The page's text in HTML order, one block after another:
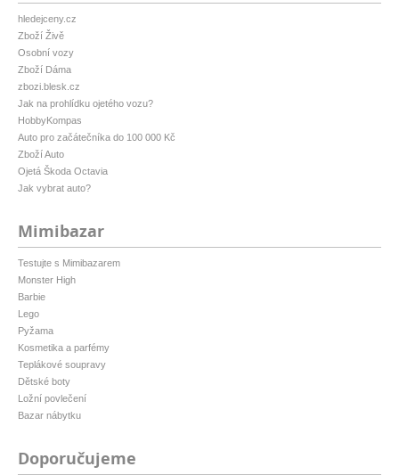
hledejceny.cz
Zboží Živě
Osobní vozy
Zboží Dáma
zbozi.blesk.cz
Jak na prohlídku ojetého vozu?
HobbyKompas
Auto pro začátečníka do 100 000 Kč
Zboží Auto
Ojetá Škoda Octavia
Jak vybrat auto?
Mimibazar
Testujte s Mimibazarem
Monster High
Barbie
Lego
Pyžama
Kosmetika a parfémy
Teplákové soupravy
Dětské boty
Ložní povlečení
Bazar nábytku
Doporučujeme